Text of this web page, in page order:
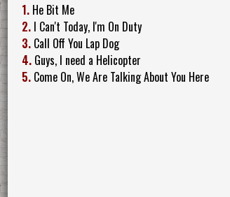
1. He Bit Me
2. I Can't Today, I'm On Duty
3. Call Off You Lap Dog
4. Guys, I need a Helicopter
5. Come On, We Are Talking About You Here